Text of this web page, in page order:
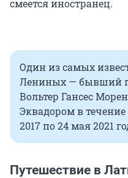
смеется иностранец.
Один из самых
Лениных — бывший
Вольтер Гансес
Эквадором в
2017 по 24 мая 2021
Путешествие в